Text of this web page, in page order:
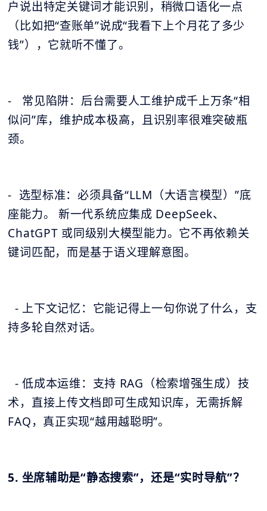
户说出特定关键词才能识别，稍微口语化一点
（比如把“查账单”说成“我看下上个月花了多少
钱”），它就听不懂了。
- 常见陷阱：后台需要人工维护成千上万条“相
似问”库，维护成本极高，且识别率很难突破瓶
颈。
- 选型标准：必须具备“LLM（大语言模型）”底
座能力。 新一代系统应集成 DeepSeek、
ChatGPT 或同级别大模型能力。它不再依赖关
键词匹配，而是基于语义理解意图。
- 上下文记忆：它能记得上一句你说了什么，支
持多轮自然对话。
- 低成本运维：支持 RAG（检索增强生成）技
术，直接上传文档即可生成知识库，无需拆解
FAQ，真正实现“越用越聪明”。
5. 坐席辅助是“静态搜索”，还是“实时导航”？